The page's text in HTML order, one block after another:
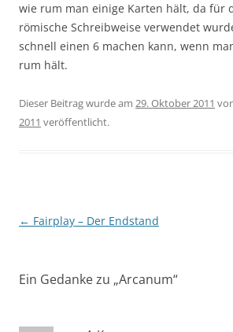
wie rum man einige Karten hält, da für
römische Schreibweise verwendet
schnell einen 6 machen kann, wenn
rum hält.
Dieser Beitrag wurde am 29. Oktober 2011
2011 veröffentlicht.
Beitragsnavigation
← Fairplay – Der Endstand
Ein Gedanke zu „Arcanum“